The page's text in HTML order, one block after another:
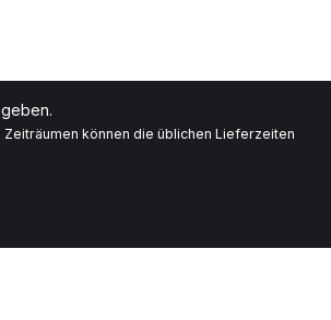
Zeiträumen können die üblichen Lieferzeiten